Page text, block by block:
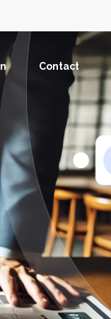
Contact